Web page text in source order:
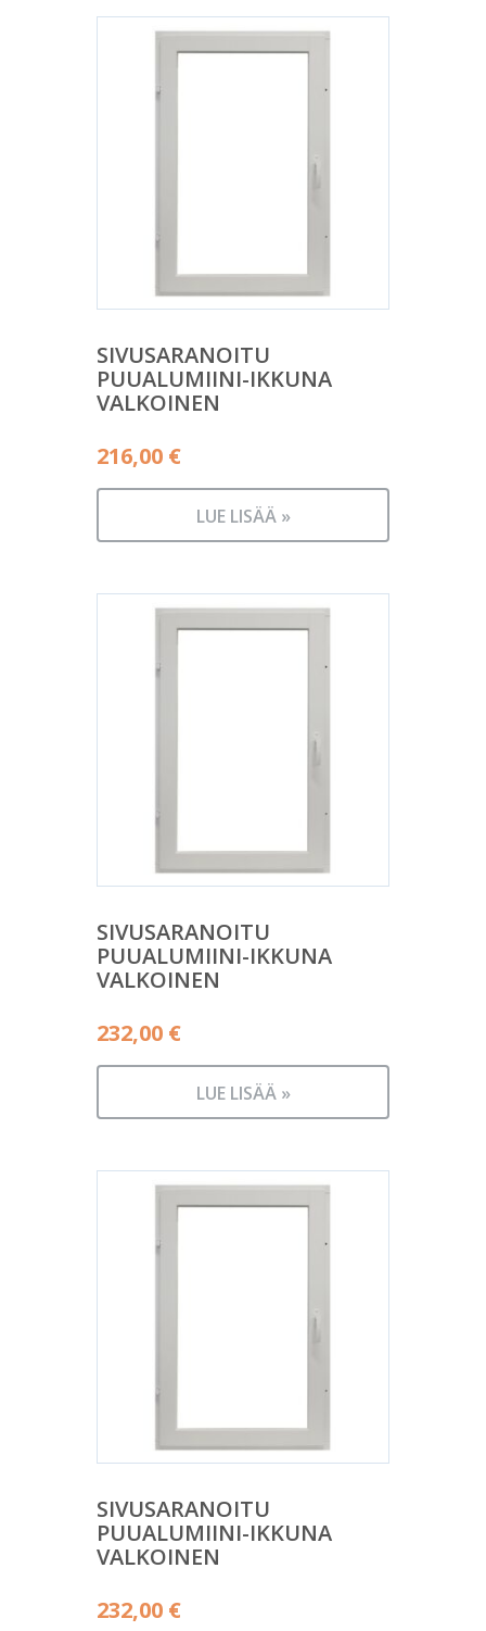
SIVUSARANOITU
PUUALUMIINI-IKKUNA
VALKOINEN
216,00 €
LUE LISÄÄ »
SIVUSARANOITU
PUUALUMIINI-IKKUNA
VALKOINEN
232,00 €
LUE LISÄÄ »
SIVUSARANOITU
PUUALUMIINI-IKKUNA
VALKOINEN
232,00 €